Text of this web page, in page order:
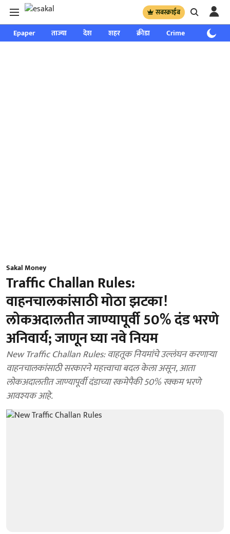
सबस्क्राईब
Epaper ताज्या देश शहर क्रीडा Crime साप्ताहिक
Sakal Money
Traffic Challan Rules:
वाहनचालकांसाठी मोठा झटका!
लोकअदालतीत जाण्यापूर्वी 50% दंड भरणे
अनिवार्य; जाणून घ्या नवे नियम
New Traffic Challan Rules: वाहतूक नियमांचे उल्लंघन करणाऱ्या
वाहनचालकांसाठी सरकारने महत्त्वाचा बदल केला असून, आता
लोकअदालतीत जाण्यापूर्वी दंडाच्या रकमेपैकी 50% रक्कम भरणे
आवश्यक आहे.